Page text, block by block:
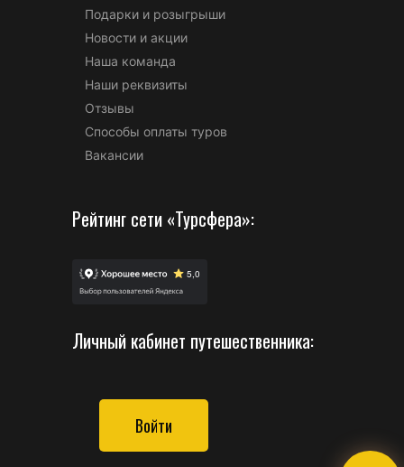
Подарки и розыгрыши
Новости и акции
Наша команда
Наши реквизиты
Отзывы
Способы оплаты туров
Вакансии
Рейтинг сети «Турсфера»:
Личный кабинет путешественника:
Войти